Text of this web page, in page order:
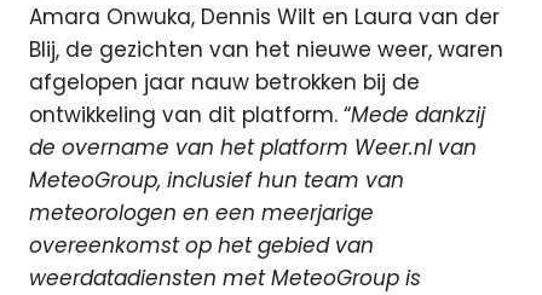
Amara Onwuka, Dennis Wilt en Laura van der
Blij, de gezichten van het nieuwe weer, waren
afgelopen jaar nauw betrokken bij de
ontwikkeling van dit platform. “Mede dankzij
de overname van het platform Weer.nl van
MeteoGroup, inclusief hun team van
meteorologen en een meerjarige
overeenkomst op het gebied van
weerdatadiensten met MeteoGroup is